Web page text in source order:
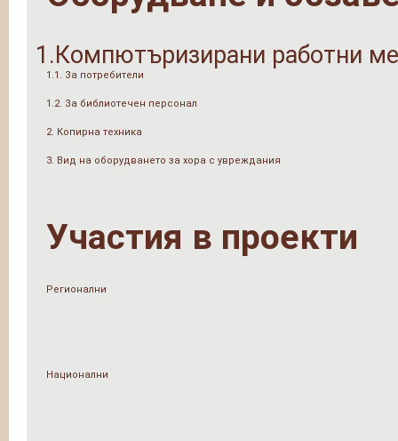
1.Компютъризирани работни
1.1. За потребители
1.2. За библиотечен персонал
2. Копирна техника
3. Вид на оборудването за хора с увреждания
Участия в проекти
Регионални
Национални